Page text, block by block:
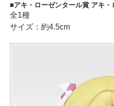
アキ・ローゼンタール賞 アキ・
全1種
サイズ：約4.5cm